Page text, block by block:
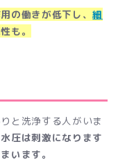
の働きが低下し、細
も。
と洗浄する人がいま
圧は刺激になります
います。